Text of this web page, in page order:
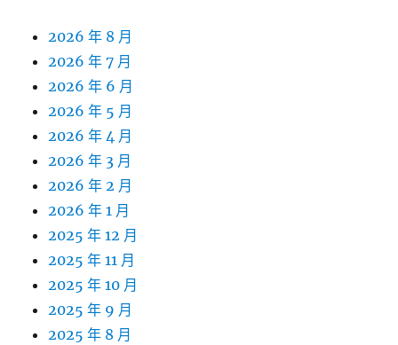
2026 年 8 月
2026 年 7 月
2026 年 6 月
2026 年 5 月
2026 年 4 月
2026 年 3 月
2026 年 2 月
2026 年 1 月
2025 年 12 月
2025 年 11 月
2025 年 10 月
2025 年 9 月
2025 年 8 月